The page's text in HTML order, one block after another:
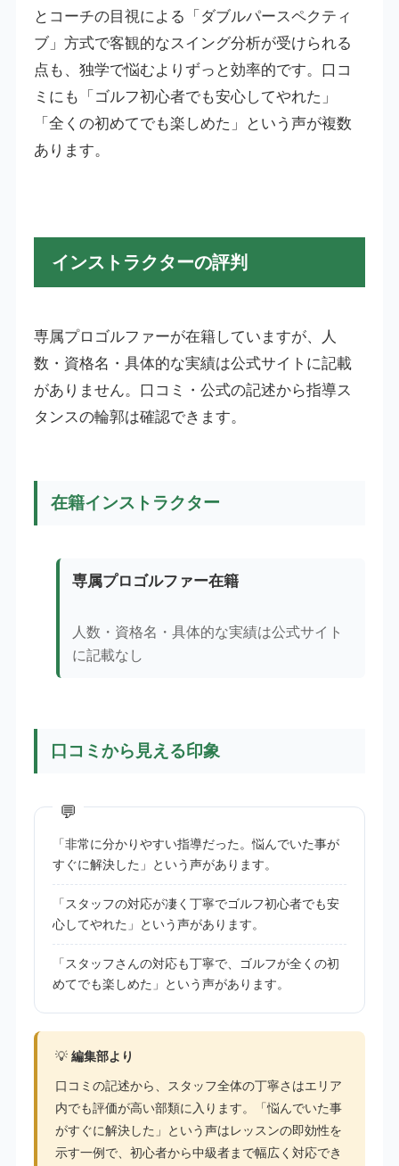
とコーチの目視による「ダブルパースペクティ
ブ」方式で客観的なスイング分析が受けられる
点も、独学で悩むよりずっと効率的です。口コ
ミにも「ゴルフ初心者でも安心してやれた」
「全くの初めてでも楽しめた」という声が複数
あります。
インストラクターの評判
専属プロゴルファーが在籍していますが、人
数・資格名・具体的な実績は公式サイトに記載
がありません。口コミ・公式の記述から指導ス
タンスの輪郭は確認できます。
在籍インストラクター
専属プロゴルファー在籍
人数・資格名・具体的な実績は公式サイト
に記載なし
口コミから見える印象
「非常に分かりやすい指導だった。悩んでいた事が
すぐに解決した」という声があります。
「スタッフの対応が凄く丁寧でゴルフ初心者でも安
心してやれた」という声があります。
「スタッフさんの対応も丁寧で、ゴルフが全くの初
めてでも楽しめた」という声があります。
💡 編集部より
口コミの記述から、スタッフ全体の丁寧さはエリア
内でも評価が高い部類に入ります。「悩んでいた事
がすぐに解決した」という声はレッスンの即効性を
示す一例で、初心者から中級者まで幅広く対応でき